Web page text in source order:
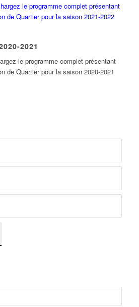
le programme complet présentant
de Quartier pour la saison 2021-2022
2021
le programme complet présentant
de Quartier pour la saison 2020-2021